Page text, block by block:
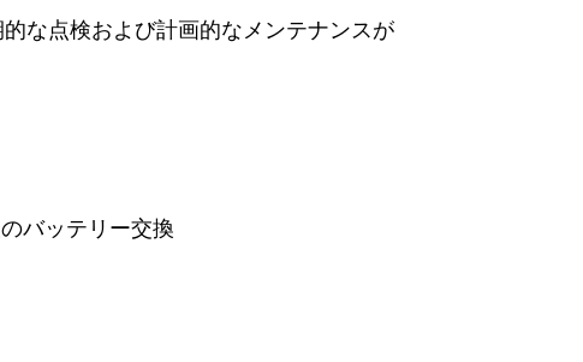
な点検および計画的なメンテナンスが
バッテリー交換